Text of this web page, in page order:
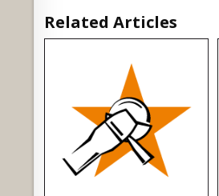
Related Articles